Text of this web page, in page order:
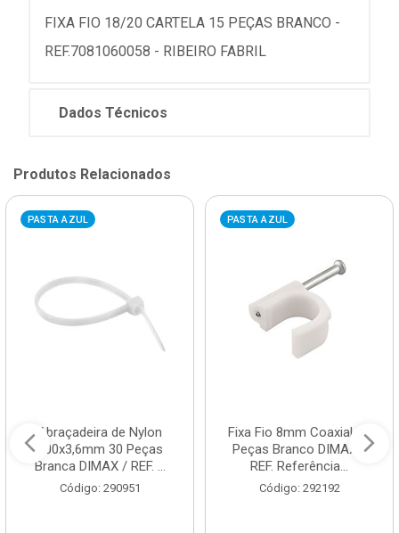
FIXA FIO 18/20 CARTELA 15 PEÇAS BRANCO -
REF.7081060058 - RIBEIRO FABRIL
Dados Técnicos
Produtos Relacionados
PASTA AZUL
Abraçadeira de Nylon
200x3,6mm 30 Peças
Branca DIMAX / REF. ...
Código: 290951
PASTA AZUL
Fixa Fio 8mm Coaxial 20
Peças Branco DIMAX /
REF. Referência...
Código: 292192